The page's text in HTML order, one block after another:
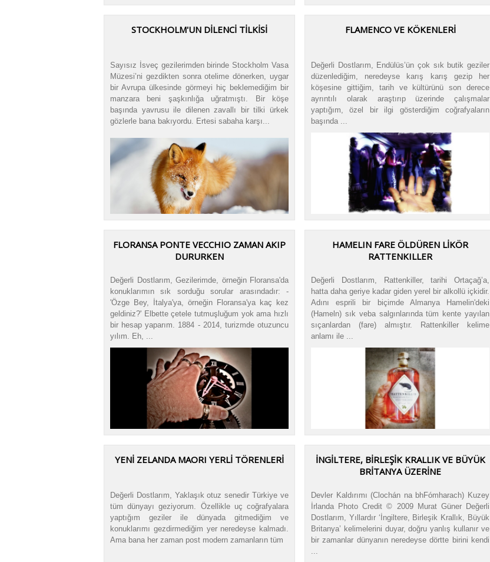
STOCKHOLM'UN DİLENCİ TİLKİSİ
Sayısız İsveç gezilerimden birinde Stockholm Vasa
Müzesi’ni gezdikten sonra otelime dönerken, uygar
bir Avrupa ülkesinde görmeyi hiç beklemediğim bir
manzara beni şaşkınlığa uğratmıştı. Bir köşe
başında yavrusu ile dilenen zavallı bir tilki ürkek
gözlerle bana bakıyordu. Ertesi sabaha karşı...
FLAMENCO VE KÖKENLERİ
Değerli Dostlarım, Endülüs’ün çok sık butik geziler
düzenlediğim, neredeyse karış karış gezip her
köşesine gittiğim, tarih ve kültürünü son derece
ayrıntılı olarak araştırıp üzerinde çalışmalar
yaptığım, özel bir ilgi gösterdiğim coğrafyaların
başında ...
FLORANSA PONTE VECCHIO ZAMAN AKIP
DURURKEN
Değerli Dostlarım, Gezilerimde, örneğin Floransa'da
konuklarımın sık sorduğu sorular arasındadır: -
'Özge Bey, İtalya'ya, örneğin Floransa'ya kaç kez
geldiniz?' Elbette çetele tutmuşluğum yok ama hızlı
bir hesap yaparım. 1884 - 2014, turizmde otuzuncu
yılım. Eh, ...
HAMELIN FARE ÖLDÜREN LİKÖR
RATTENKILLER
Değerli Dostlarım, Rattenkiller, tarihi Ortaçağ’a,
hatta daha geriye kadar giden yerel bir alkollü içkidir.
Adını esprili bir biçimde Almanya Hamelin'deki
(Hameln) sık veba salgınlarında tüm kente yayılan
sıçanlardan (fare) almıştır. Rattenkiller kelime
anlamı ile ...
YENİ ZELANDA MAORI YERLİ TÖRENLERİ
Değerli Dostlarım, Yaklaşık otuz senedir Türkiye ve
tüm dünyayı geziyorum. Özellikle uç coğrafyalara
yaptığım geziler ile dünyada gitmediğim ve
konuklarımı gezdirmediğim yer neredeyse kalmadı.
Ama bana her zaman post modern zamanların tüm
İNGİLTERE, BİRLEŞİK KRALLIK VE BÜYÜK
BRİTANYA ÜZERİNE
Devler Kaldırımı (Clochán na bhFómharach) Kuzey
İrlanda Photo Credit © 2009 Murat Güner Değerli
Dostlarım, Yıllardır ‘İngiltere, Birleşik Krallık, Büyük
Britanya’ kelimelerini duyar, doğru yanlış kullanır ve
bir zamanlar dünyanın neredeyse dörtte birini kendi
...